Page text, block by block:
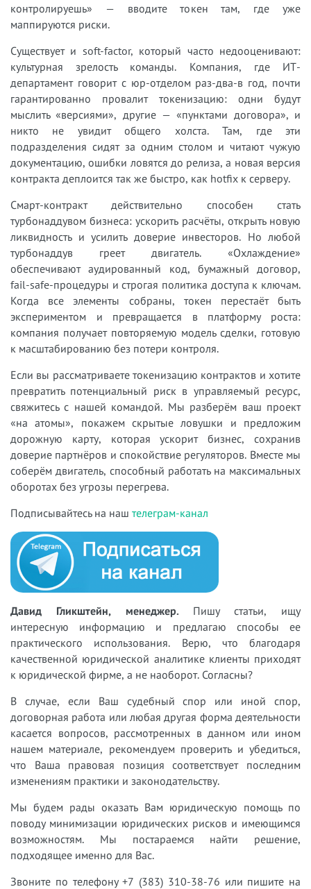
контролируешь» — вводите токен там, где уже
маппируются риски.
Существует и soft-factor, который часто недооценивают:
культурная зрелость команды. Компания, где ИТ-
департамент говорит с юр-отделом раз-два-в год, почти
гарантированно провалит токенизацию: одни будут
мыслить «версиями», другие — «пунктами договора», и
никто не увидит общего холста. Там, где эти
подразделения сидят за одним столом и читают чужую
документацию, ошибки ловятся до релиза, а новая версия
контракта деплоится так же быстро, как hotfix к серверу.
Смарт-контракт действительно способен стать
турбонаддувом бизнеса: ускорить расчёты, открыть новую
ликвидность и усилить доверие инвесторов. Но любой
турбонаддув греет двигатель. «Охлаждение»
обеспечивают аудированный код, бумажный договор,
fail-safe-процедуры и строгая политика доступа к ключам.
Когда все элементы собраны, токен перестаёт быть
экспериментом и превращается в платформу роста:
компания получает повторяемую модель сделки, готовую
к масштабированию без потери контроля.
Если вы рассматриваете токенизацию контрактов и хотите
превратить потенциальный риск в управляемый ресурс,
свяжитесь с нашей командой. Мы разберём ваш проект
«на атомы», покажем скрытые ловушки и предложим
дорожную карту, которая ускорит бизнес, сохранив
доверие партнёров и спокойствие регуляторов. Вместе мы
соберём двигатель, способный работать на максимальных
оборотах без угрозы перегрева.
Подписывайтесь на наш телеграм-канал
Давид Гликштейн, менеджер. Пишу статьи, ищу
интересную информацию и предлагаю способы ее
практического использования. Верю, что благодаря
качественной юридической аналитике клиенты приходят
к юридической фирме, а не наоборот. Согласны?
В случае, если Ваш судебный спор или иной спор,
договорная работа или любая другая форма деятельности
касается вопросов, рассмотренных в данном или ином
нашем материале, рекомендуем проверить и убедиться,
что Ваша правовая позиция соответствует последним
изменениям практики и законодательству.
Мы будем рады оказать Вам юридическую помощь по
поводу минимизации юридических рисков и имеющимся
возможностям. Мы постараемся найти решение,
подходящее именно для Вас.
Звоните по телефону +7 (383) 310-38-76 или пишите на